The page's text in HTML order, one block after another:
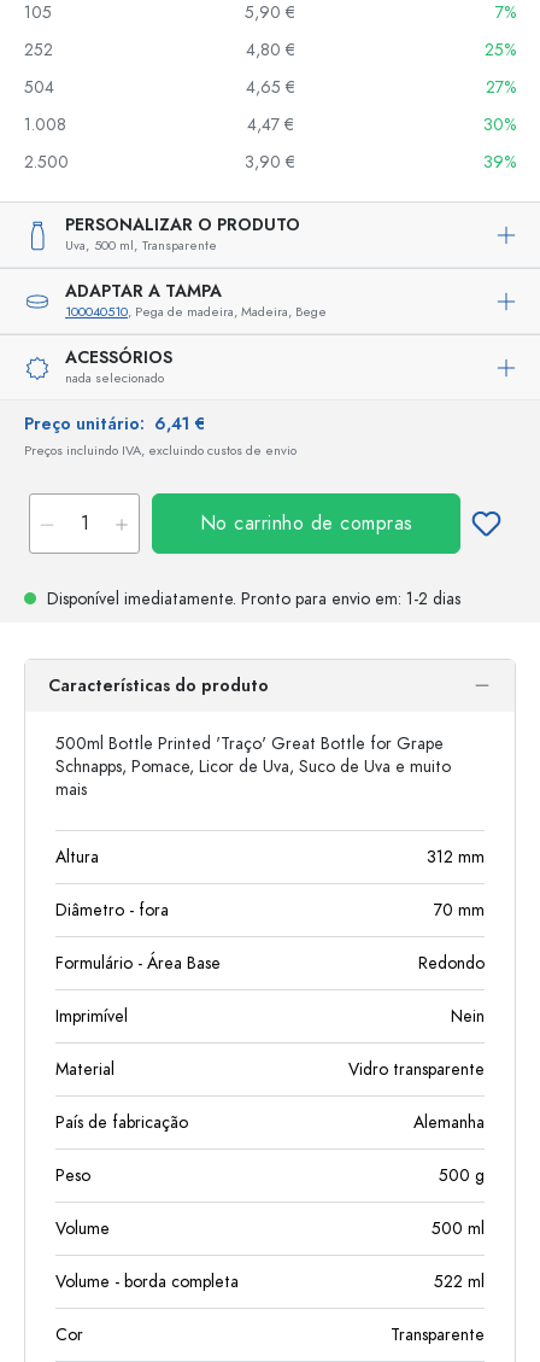
105
5,90 €
7%
252
4,80 €
25%
504
4,65 €
27%
1.008
4,47 €
30%
2.500
3,90 € 39%
PERSONALIZAR O PRODUTO
Uva, 500 ml, Transparente
ADAPTAR A TAMPA
100040510, Pega de madeira, Madeira, Bege
ACESSÓRIOS
nada selecionado
Preço unitário: 6,41 €
Preços incluindo IVA, excluindo custos de envio
No carrinho de compras
Disponível imediatamente. Pronto para envio em: 1-2 dias
Características do produto
500ml Bottle Printed 'Traço' Great Bottle for Grape
Schnapps, Pomace, Licor de Uva, Suco de Uva e muito
mais
Altura 312 mm
Diâmetro - fora 70 mm
Formulário - Área Base Redondo
Imprimível Nein
Material Vidro transparente
País de fabricação Alemanha
Peso 500 g
Volume 500 ml
Volume - borda completa 522 ml
Cor Transparente